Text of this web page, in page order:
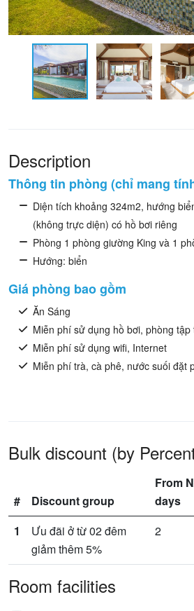
Description
Thông tin phòng (chỉ mang
Diện tích khoảng 324m2, hướng
(không trực diện) có hồ bơi riêng
Phòng 1 phòng giường King và 1
Hướng: biển
Giá phòng bao gồm
Ăn Sáng
Miễn phí sử dụng hồ bơi, phòng
Miễn phí sử dụng wifi, Internet
Miễn phí trà, cà phê, nước suối đặt
Bulk discount (by
# Discount group
From
days
1
Ưu đãi ở từ 02 đêm
giảm thêm 5%
2
Room facilities